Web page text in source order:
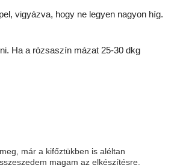
vigyázva, hogy ne legyen nagyon híg.
Ha a rózsaszín mázat 25-30 dkg
már a kifőztükben is aléltan
magam az elkészítésre.